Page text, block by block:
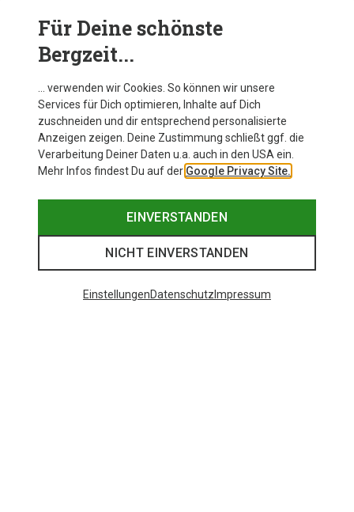
Re-Zebru Knit Mütze
ONE SIZE
Für Deine schönste
Bergzeit...
… verwenden wir Cookies. So können wir unsere
Services für Dich optimieren, Inhalte auf Dich
zuschneiden und dir entsprechend personalisierte
Anzeigen zeigen. Deine Zustimmung schließt ggf. die
Verarbeitung Deiner Daten u.a. auch in den USA ein.
Mehr Infos findest Du auf der Google Privacy Site.
EINVERSTANDEN
NICHT EINVERSTANDEN
EinstellungenDatenschutz Impressum